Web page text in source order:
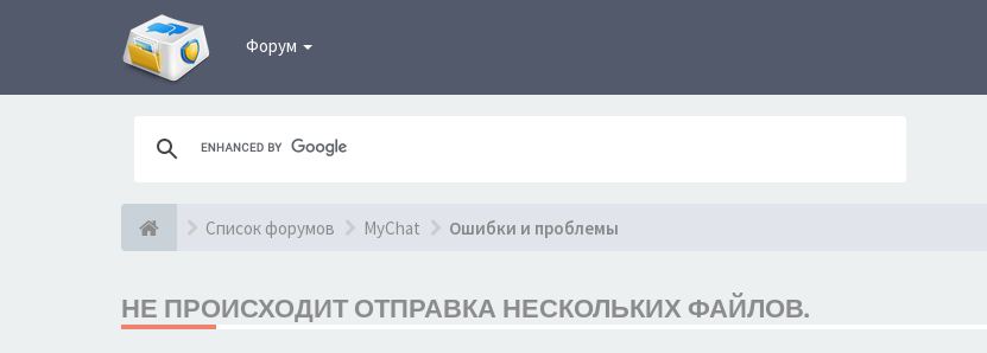
Форум
Список форумов MyChat Ошибки и проблемы
НЕ ПРОИСХОДИТ ОТПРАВКА НЕСКОЛЬКИХ ФАЙЛОВ.